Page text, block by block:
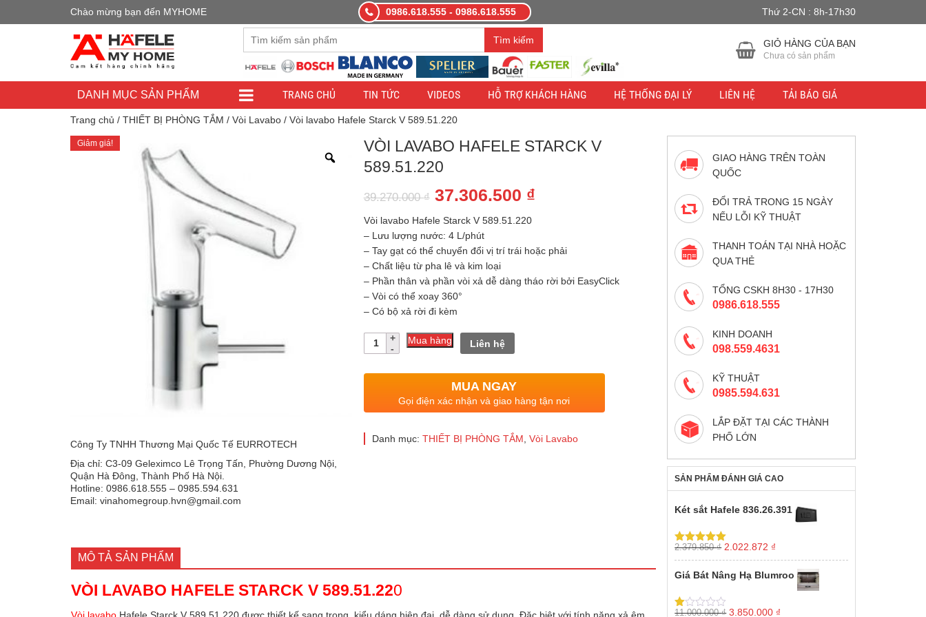
Chào mừng bạn đến MYHOME 0986.618.555 - 0986.618.555 Thứ 2-CN : 8h-17h30
Tìm kiếm GIỎ HÀNG CỦA BẠN
Chưa có sản phẩm
DANH MỤC SẢN PHẨM TRANG CHỦ TIN TỨC VIDEOS HỖ TRỢ KHÁCH HÀNG HỆ THỐNG ĐẠI LÝ LIÊN HỆ TẢI BÁO GIÁ
Trang chủ / THIẾT BỊ PHÒNG TẮM / Vòi Lavabo / Vòi lavabo Hafele Starck V 589.51.220
Giảm giá!
Công Ty TNHH Thương Mại Quốc Tế EURROTECH
Địa chỉ: C3-09 Geleximco Lê Trọng Tấn, Phường Dương Nội,
Quận Hà Đông, Thành Phố Hà Nội.
Hotline: 0986.618.555 – 0985.594.631
Email: vinahomegroup.hvn@gmail.com
VÒI LAVABO HAFELE STARCK V
589.51.220
39.270.000₫ Giá
gốc
là:
39.270.000 ₫.
37.306.500 ₫Giá
là:
37.306.500 ₫.
Vòi lavabo Hafele Starck V 589.51.220
– Lưu lượng nước: 4 L/phút
– Tay gạt có thể chuyển đổi vị trí trái hoặc phải
– Chất liệu từ pha lê và kim loại
– Phần thân và phần vòi xả dễ dàng tháo rời bởi EasyClick
– Vòi có thể xoay 360°
– Có bộ xả rời đi kèm
Số
lượng
Mua hàng Liên hệ
MUA NGAY
Gọi điện xác nhận và giao hàng tận nơi
Danh mục: THIẾT BỊ PHÒNG TẮM, Vòi Lavabo
MÔ TẢ SẢN PHẨM
VÒI LAVABO HAFELE STARCK V 589.51.220
GIAO HÀNG TRÊN TOÀN
QUỐC
ĐỔI TRẢ TRONG 15 NGÀY
NẾU LỖI KỸ THUẬT
THANH TOÁN TẠI NHÀ HOẶC
QUA THẺ
TỔNG CSKH 8H30 - 17H30
0986.618.555
KINH DOANH
098.559.4631
KỸ THUẬT
0985.594.631
LẮP ĐẶT TẠI CÁC THÀNH
PHỐ LỚN
SẢN PHẨM ĐÁNH GIÁ CAO
Két sắt Hafele 836.26.391
Được xếp
hạng5.005
sao
2.379.850₫ Giá
gốc
2.379.850 ₫.
2.022.872 ₫
hiện
Giá Bát Nâng Hạ Blumroo
11.000.000₫ Giá
3.850.000 ₫
Đây là cửa hàng demo nhằm mục đích thử nghiệm — các đơn hàng sẽ không có hiệu lực.